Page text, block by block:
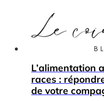
L’alimentation
races :
de votre